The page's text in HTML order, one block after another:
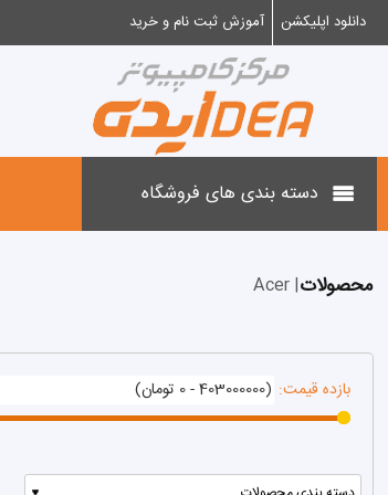
دانلود اپلیکشن آموزش ثبت نام و خریددسته بندی فروشگاه
لپ تاپ های Asus
لپ تاپ های Acer
لپ تاپ های HP
لپ تاپ های DELL
دسته بندی های فروشگاه
محصولات| Acer
بازده قیمت: